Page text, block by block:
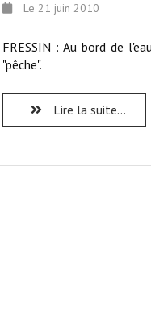
Le 21 juin 2010
FRESSIN : Au bord de
"pêche".
Lire la suite...